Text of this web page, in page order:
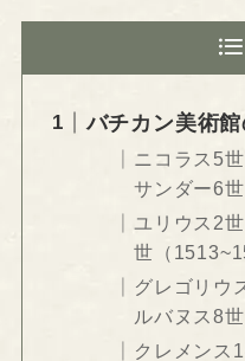
バチカン美術
ニコラス5
サンダー6
ユリウス2
世（
グレゴリウ
ルバヌス8
クレメンス